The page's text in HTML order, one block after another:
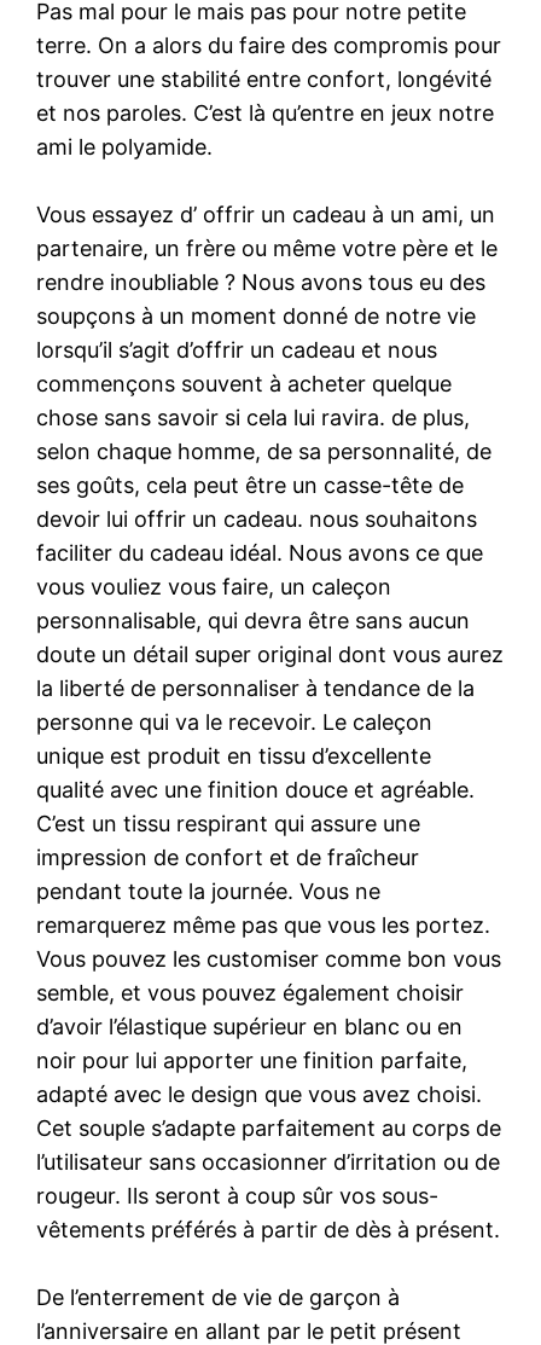
Pas mal pour le mais pas pour notre petite
terre. On a alors du faire des compromis pour
trouver une stabilité entre confort, longévité
et nos paroles. C’est là qu’entre en jeux notre
ami le polyamide.
Vous essayez d’ offrir un cadeau à un ami, un
partenaire, un frère ou même votre père et le
rendre inoubliable ? Nous avons tous eu des
soupçons à un moment donné de notre vie
lorsqu’il s’agit d’offrir un cadeau et nous
commençons souvent à acheter quelque
chose sans savoir si cela lui ravira. de plus,
selon chaque homme, de sa personnalité, de
ses goûts, cela peut être un casse-tête de
devoir lui offrir un cadeau. nous souhaitons
faciliter du cadeau idéal. Nous avons ce que
vous vouliez vous faire, un caleçon
personnalisable, qui devra être sans aucun
doute un détail super original dont vous aurez
la liberté de personnaliser à tendance de la
personne qui va le recevoir. Le caleçon
unique est produit en tissu d’excellente
qualité avec une finition douce et agréable.
C’est un tissu respirant qui assure une
impression de confort et de fraîcheur
pendant toute la journée. Vous ne
remarquerez même pas que vous les portez.
Vous pouvez les customiser comme bon vous
semble, et vous pouvez également choisir
d’avoir l’élastique supérieur en blanc ou en
noir pour lui apporter une finition parfaite,
adapté avec le design que vous avez choisi.
Cet souple s’adapte parfaitement au corps de
l’utilisateur sans occasionner d’irritation ou de
rougeur. Ils seront à coup sûr vos sous-
vêtements préférés à partir de dès à présent.
De l’enterrement de vie de garçon à
l’anniversaire en allant par le petit présent